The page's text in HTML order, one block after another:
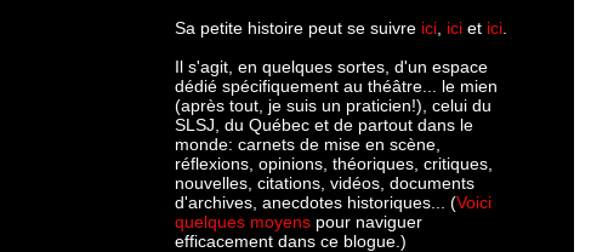
Sa petite histoire peut se suivre ici ici et ici
Il s'agit, en quelques sortes, d'un espace
dédié spécifiquement au théâtre... le mien
(après tout, je suis un praticien!), celui du
SLSJ, du Québec et de partout dans le
monde: carnets de mise en scène,
réflexions, opinions, théoriques, critiques,
nouvelles, citations, vidéos, documents
d'archives, anecdotes historiques... (Voici
quelques moyens pour naviguer
efficacement dans ce blogue.)